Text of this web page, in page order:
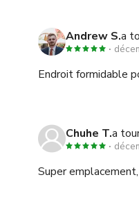
Andrew S.a
Endroit formidable
Chuhe T.a
Super